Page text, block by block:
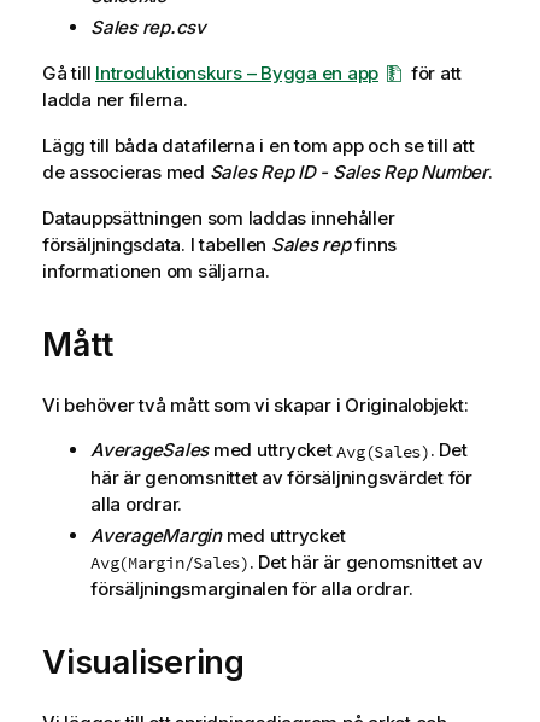
Sales rep.csv
Gå till Introduktionskurs – Bygga en app
för att
ladda ner filerna.
Lägg till båda datafilerna i en tom app och se till att
de associeras med Sales Rep ID - Sales Rep Number.
Datauppsättningen som laddas innehåller
försäljningsdata. I tabellen Sales repfinns
informationen om säljarna.
Mått
Vi behöver två mått som vi skapar i Originalobjekt:
AverageSalesmed uttrycket Avg(Sales). Det
här är genomsnittet av försäljningsvärdet för
alla ordrar.
AverageMarginmed uttrycket
Avg(Margin/Sales). Det här är genomsnittet av
försäljningsmarginalen för alla ordrar.
Visualisering